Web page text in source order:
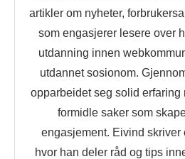
artikler om nyheter,
som engasjerer lesere over
utdanning innen
utdannet sosionom.
opparbeidet seg solid erfaring
formidle saker som
engasjement. Eivind skriver
hvor han deler råd og tips